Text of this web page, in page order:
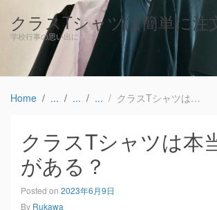
クラスTシャツは簡単に注
学校行事の思い出に
Home クラスTシャツは本当に効果がある？
クラスTシャツは本
がある？
Posted on 2023年6月9日
By Rukawa